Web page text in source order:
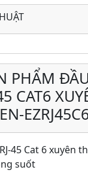
PHẨM
CAT6
45 Cat 6 xuyên
suốt